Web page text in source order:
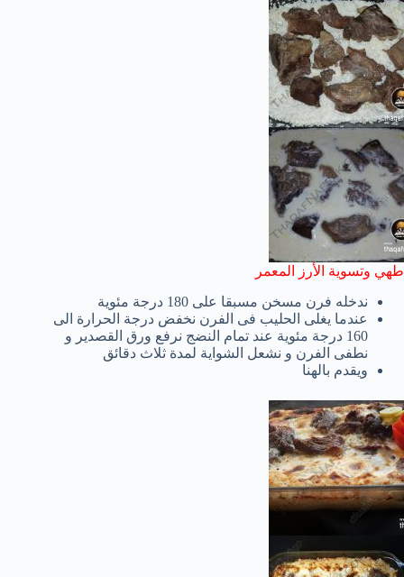
طهي وتسوية الأرز المعمر
ندخله فرن مسخن مسبقا على 180 درجة مئوية
عندما يغلى الحليب فى الفرن نخفض درجة الحرارة الى
160 درجة مئوية عند تمام النضج نرفع ورق القصدير و
نطفى الفرن و نشعل الشواية لمدة ثلاث دقائق
ويقدم بالهنا